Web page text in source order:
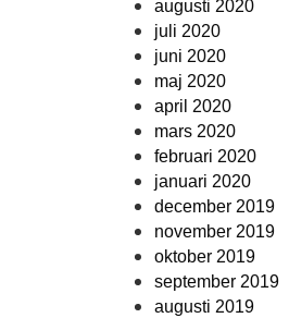
augusti 2020
juli 2020
juni 2020
maj 2020
april 2020
mars 2020
februari 2020
januari 2020
december 2019
november 2019
oktober 2019
september 2019
augusti 2019